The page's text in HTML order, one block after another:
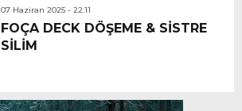
07 Haziran 2025 - 22:11
FOÇA DECK DÖŞEME & SİSTRE
SİLİM